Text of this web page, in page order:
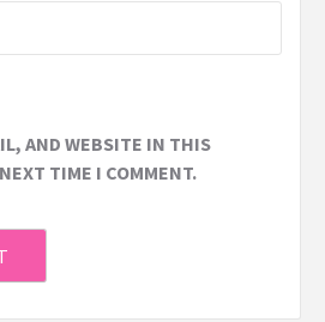
AND WEBSITE IN THIS
TIME I COMMENT.